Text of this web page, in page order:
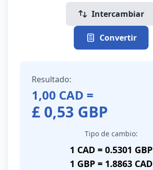
Intercambiar
Convertir
Resultado:
1,00 CAD =
£ 0,53 GBP
Tipo de cambio:
1 CAD = 0.5301 GBP
1 GBP = 1.8863 CAD